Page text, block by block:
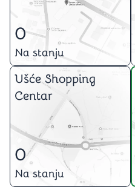
0
Na stanju
Ušće Shopping
Centar
0
Na stanju